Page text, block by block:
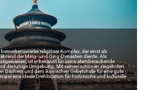
religiöser Komplex, der einst als
der Ming- und Qing-Dynastien diente. Als
ist er bekannt für seine atemberaubende
die ruhige Umgebung. Mit seinen schönen ziegelroten
Dächern und dem ikonischen Gebetshalle für eine gute
eine ideale Drehlocation für historische und kulturelle